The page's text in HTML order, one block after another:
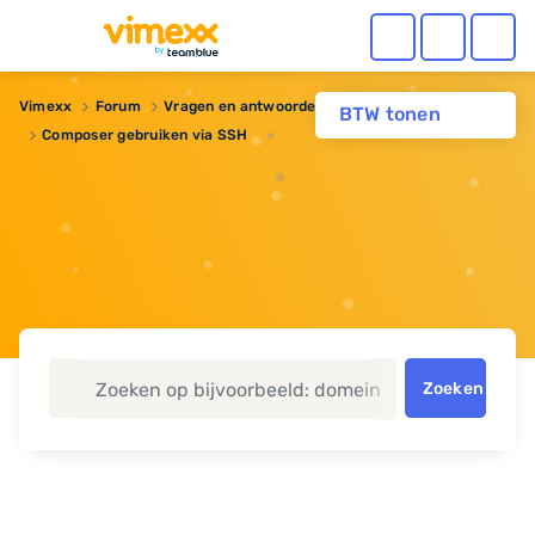
BTW tonen
Vimexx Forum Vragen en antwoorden
Dedicated server
Composer gebruiken via SSH
Zoeken